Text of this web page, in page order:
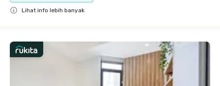
Lihat info lebih banyak